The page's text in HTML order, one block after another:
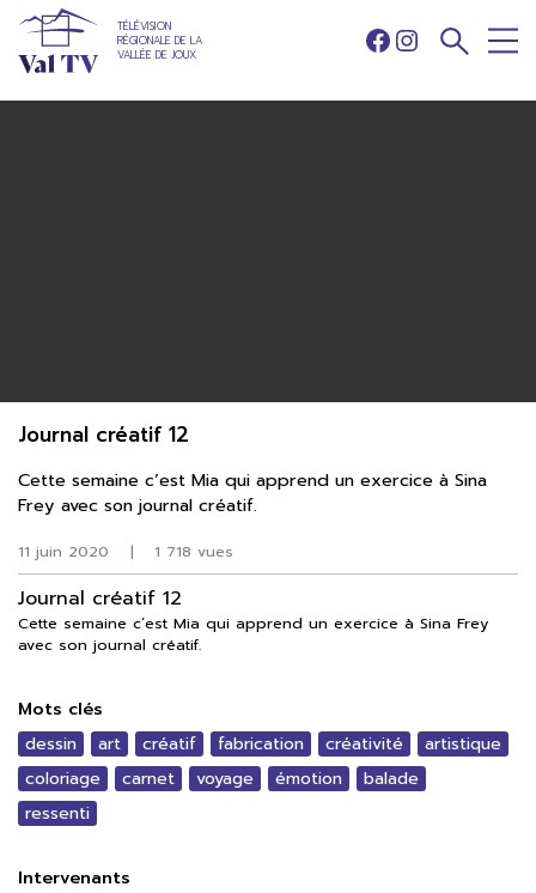
TÉLÉVISION
RÉGIONALE DE LA
VALLÉE DE JOUX
Facebook
Instagram
11 juin 2020 | 1 718 vues
Journal créatif 12
Cette semaine c’est Mia qui apprend un exercice à Sina Frey
avec son journal créatif.
Mots clés
dessin art créatif fabrication créativité
artistique
coloriage
carnet voyage émotion
balade
ressenti
Intervenants
Journal créatif 12
Cette semaine c’est Mia qui apprend un exercice à Sina
Frey avec son journal créatif.